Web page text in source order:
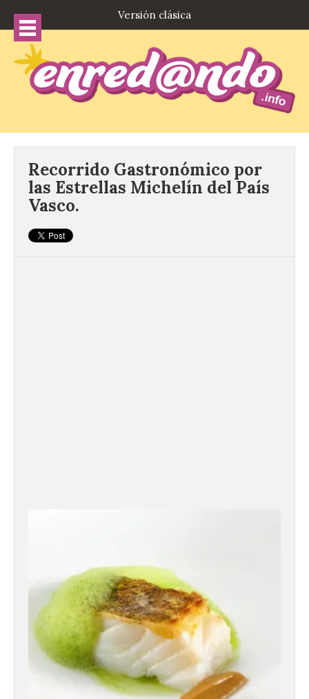
Versión clásica
Recorrido Gastronómico por
las Estrellas Michelín del País
Vasco.